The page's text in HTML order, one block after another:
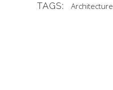
TAGS: Architecture